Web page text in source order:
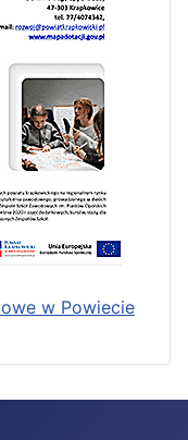
w Powiecie